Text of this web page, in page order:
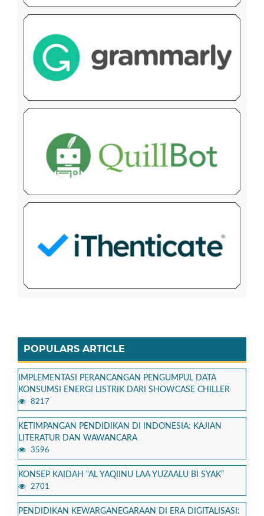
POPULARS ARTICLE
IMPLEMENTASI PERANCANGAN PENGUMPUL DATA
KONSUMSI ENERGI LISTRIK DARI SHOWCASE CHILLER
8217
KETIMPANGAN PENDIDIKAN DI INDONESIA: KAJIAN
LITERATUR DAN WAWANCARA
3596
KONSEP KAIDAH “AL YAQIINU LAA YUZAALU BI SYAK”
2701
PENDIDIKAN KEWARGANEGARAAN DI ERA DIGITALISASI: